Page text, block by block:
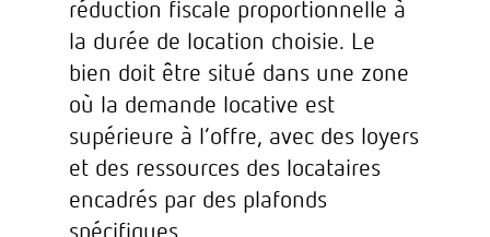
réduction fiscale proportionnelle à
la durée de location choisie. Le
bien doit être situé dans une zone
où la demande locative est
supérieure à l’offre, avec des loyers
et des ressources des locataires
encadrés par des plafonds